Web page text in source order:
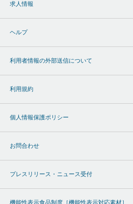
求人情報
ヘルプ
利用者情報の外部送信について
利用規約
個人情報保護ポリシー
お問合わせ
プレスリリース・ニュース受付